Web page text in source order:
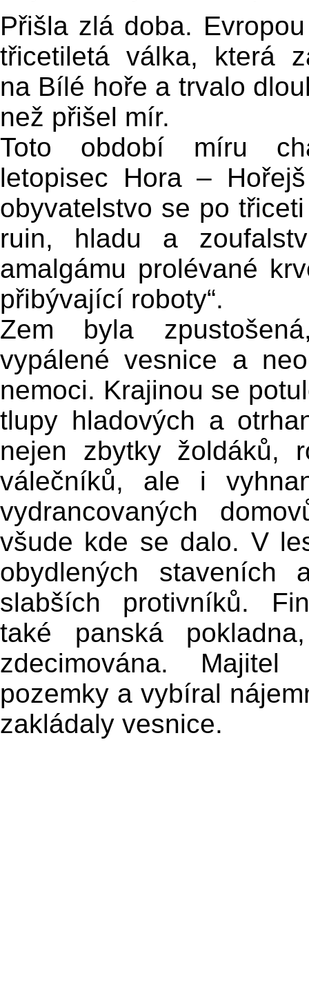
Přišla zlá doba.
třicetiletá válka, která
na Bílé hoře a trvalo
než přišel mír.
Toto období míru
letopisec Hora –
obyvatelstvo se po
ruin, hladu a
amalgámu prolévané
přibývající roboty“.
Zem byla
vypálené vesnice a
nemoci. Krajinou se
tlupy hladových a
nejen zbytky žoldáků,
válečníků, ale i
vydrancovaných
všude kde se dalo. V
obydlených
slabších protivníků.
také panská
zdecimována.
pozemky a vybíral
zakládaly vesnice.